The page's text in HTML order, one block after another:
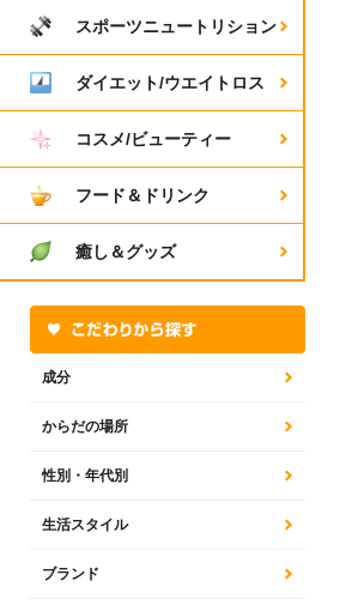
スポーツニュートリション
ダイエット/ウエイトロス
コスメ/ビューティー
フード＆ドリンク
癒し＆グッズ
成分
からだの場所
性別・年代別
生活スタイル
ブランド